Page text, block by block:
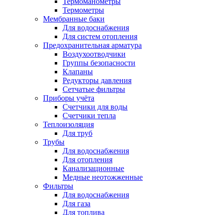
Термометры
Мембранные баки
Для водоснабжения
Для систем отопления
Предохранительная арматура
Воздухоотводчики
Группы безопасности
Клапаны
Редукторы давления
Сетчатые фильтры
Приборы учёта
Счетчики для воды
Счетчики тепла
Теплоизоляция
Для труб
Трубы
Для водоснабжения
Для отопления
Канализационные
Медные неотожженные
Фильтры
Для водоснабжения
Для газа
Для топлива